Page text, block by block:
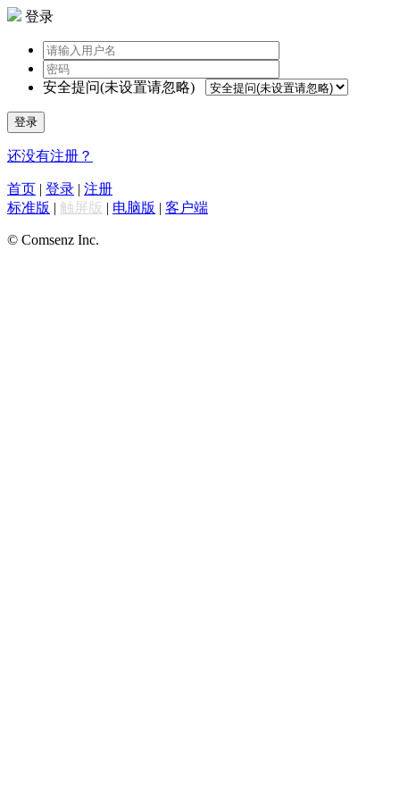
登录
安全提问(未设置请忽略)
登录
还没有注册？
首页 | 登录 | 注册
标准版 | 触屏版 | 电脑版 | 客户端
© Comsenz Inc.